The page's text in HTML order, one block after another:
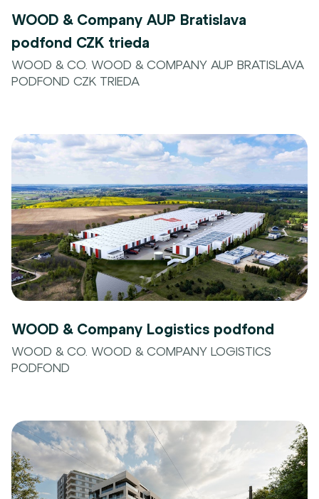
WOOD & Company AUP Bratislava
podfond CZK trieda
WOOD & CO. WOOD & COMPANY AUP BRATISLAVA
PODFOND CZK TRIEDA
WOOD & Company Logistics podfond
WOOD & CO. WOOD & COMPANY LOGISTICS
PODFOND